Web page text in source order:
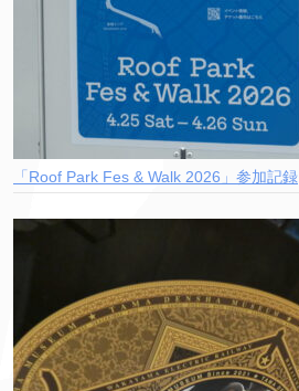
「Roof Park Fes & Walk 2026」参加記録